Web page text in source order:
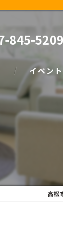
845-5209
イベント
高松